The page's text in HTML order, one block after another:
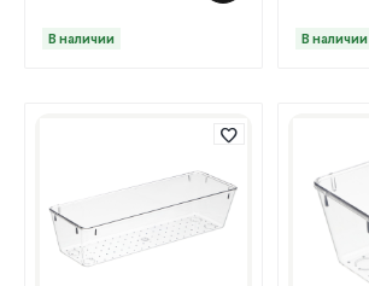
В наличии В наличии